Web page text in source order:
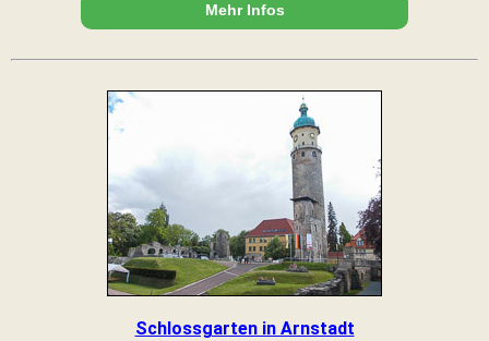
Mehr Infos
Schlossgarten in Arnstadt